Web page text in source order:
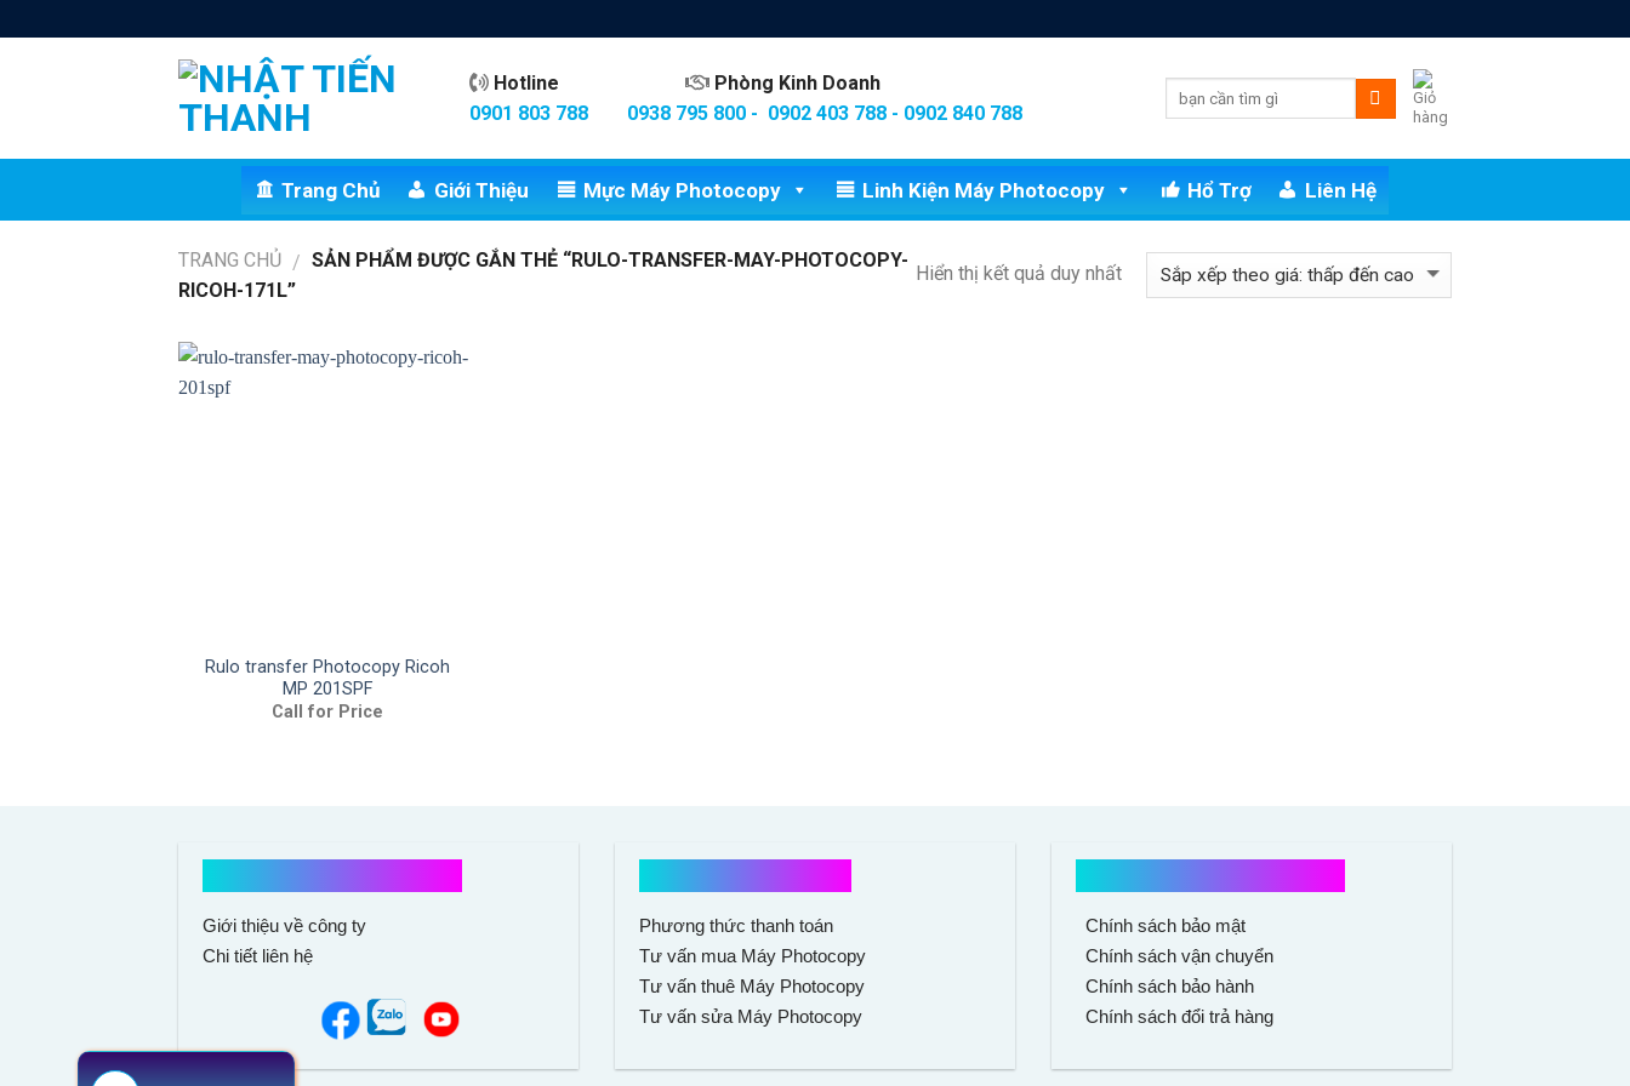
to
Hotline
Phòng Kinh Doanh
0901 803 788
0938 795 800 - 0902 403 788 - 0902 840 788
Trang Chủ Giới Thiệu Mực Máy Photocopy Linh Kiện Máy Photocopy Hổ Trợ Liên Hệ
TRANG CHỦ / SẢN PHẨM ĐƯỢC GẮN THẺ “RULO-TRANSFER-MAY-PHOTOCOPY-
RICOH-171L”
Hiển thị kết quả duy nhất
Rulo transfer Photocopy Ricoh
MP 201SPF
Call for Price
Giới thiệu về công ty
Chi tiết liên hệ
Phương thức thanh toán
Tư vấn mua Máy Photocopy
Tư vấn thuê Máy Photocopy
Tư vấn sửa Máy Photocopy
Chính sách bảo mật
Chính sách vận chuyển
Chính sách bảo hành
Chính sách đổi trả hàng